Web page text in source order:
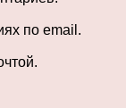
по email.